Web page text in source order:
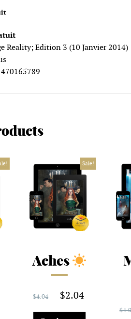
Reality; Edition 3 (10 Janvier 2014)
Sale!
Aches
$4.04 $2.04
$